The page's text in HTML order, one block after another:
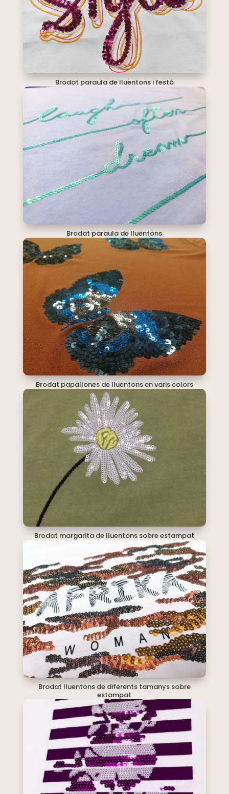
Brodat paraula de lluentons i festó
Brodat paraula de lluentons
Brodat papallones de lluentons en varis colors
Brodat margarita de lluentons sobre estampat
Brodat lluentons de diferents tamanys sobre
estampat